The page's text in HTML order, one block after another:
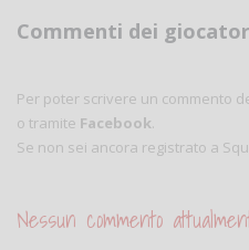
Commenti dei
Per poter scrivere un commento
o tramite Facebook.
Se non sei ancora registrato a
Nessun commento